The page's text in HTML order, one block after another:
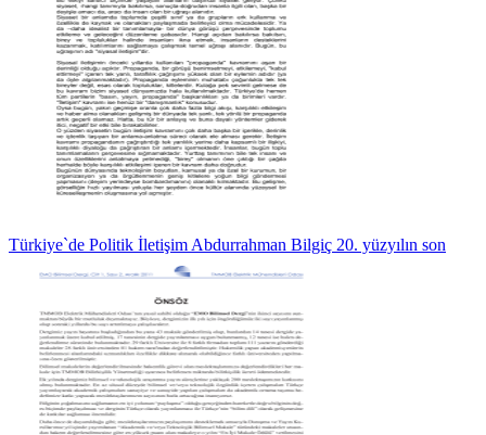
Türkiye`de Politik İletişim Abdurrahman Bilgiç 20. yüzyılın son